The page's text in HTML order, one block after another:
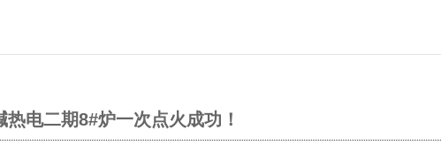
电二期8#炉一次点火成功！